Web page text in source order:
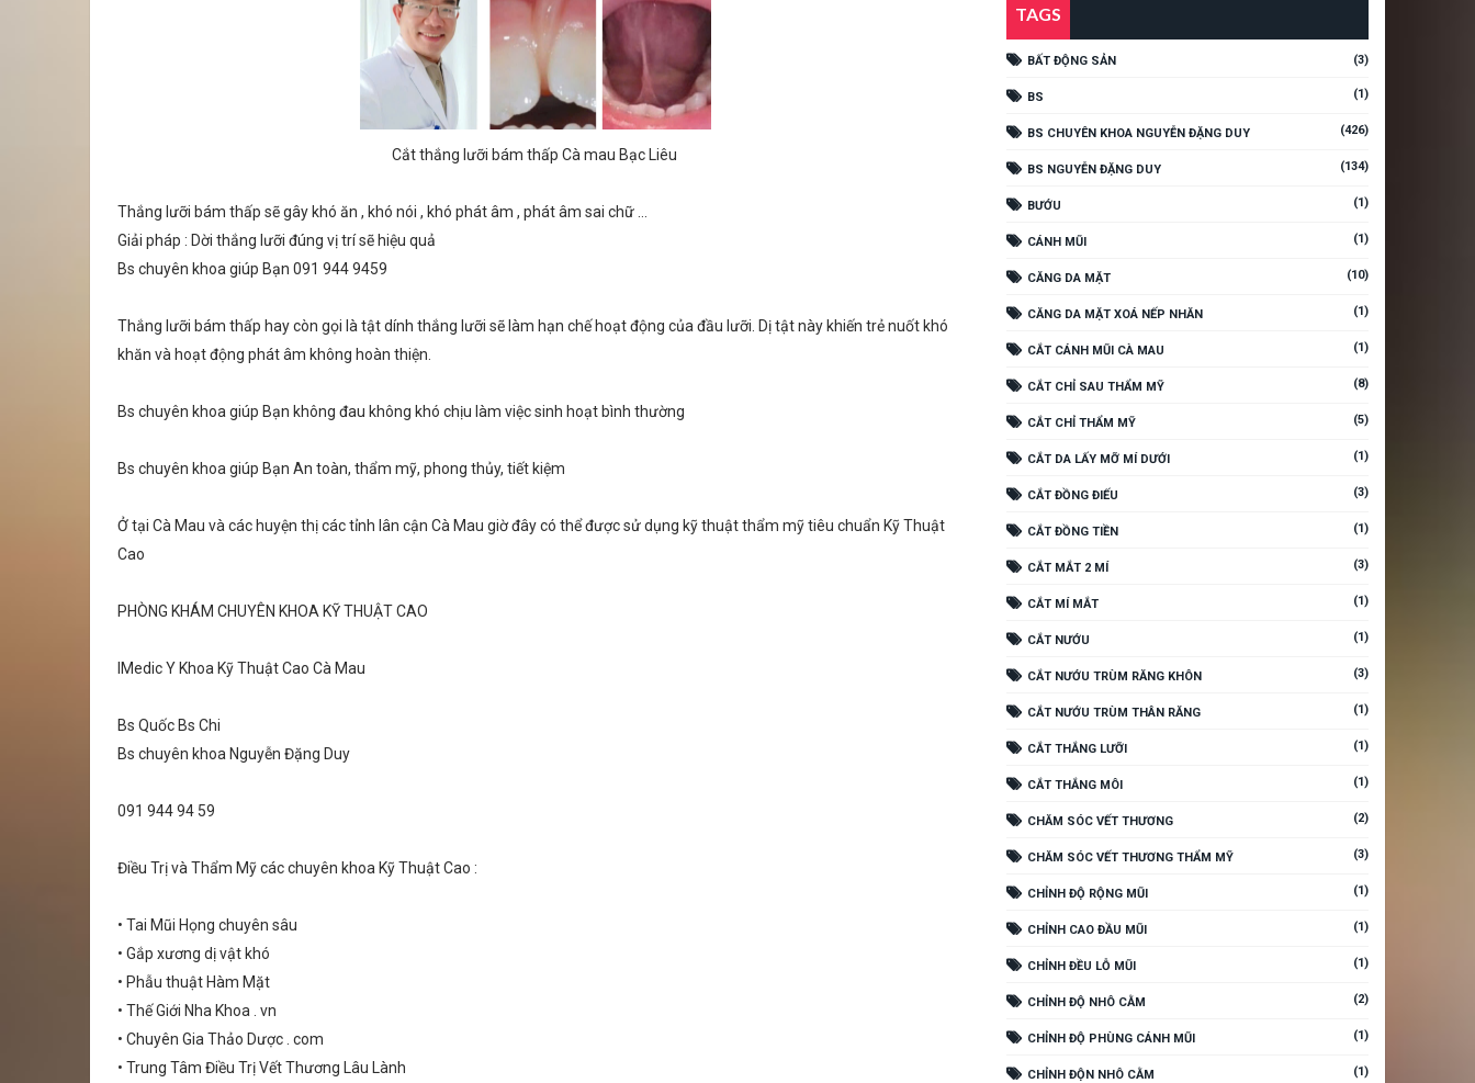
Cắt thắng lưỡi bám thấp Cà mau Bạc Liêu
Thắng lưỡi bám thấp sẽ gây khó ăn , khó nói , khó phát âm , phát âm sai chữ ...
Giải pháp : Dời thắng lưỡi đúng vị trí sẽ hiệu quả
Bs chuyên khoa giúp Bạn 091 944 9459
Thắng lưỡi bám thấp hay còn gọi là tật dính thắng lưỡi sẽ làm hạn chế hoạt động của đầu lưỡi. Dị tật này khiến trẻ nuốt khó
khăn và hoạt động phát âm không hoàn thiện.
Bs chuyên khoa giúp Bạn không đau không khó chịu làm việc sinh hoạt bình thường
Bs chuyên khoa giúp Bạn An toàn, thẩm mỹ, phong thủy, tiết kiệm
Ở tại Cà Mau và các huyện thị các tỉnh lân cận Cà Mau giờ đây có thể được sử dụng kỹ thuật thẩm mỹ tiêu chuẩn Kỹ Thuật
Cao
PHÒNG KHÁM CHUYÊN KHOA KỸ THUẬT CAO
IMedic Y Khoa Kỹ Thuật Cao Cà Mau
Bs Quốc Bs Chi
Bs chuyên khoa Nguyễn Đặng Duy
091 944 94 59
Điều Trị và Thẩm Mỹ các chuyên khoa Kỹ Thuật Cao :
• Tai Mũi Họng chuyên sâu
• Gắp xương dị vật khó
• Phẫu thuật Hàm Mặt
• Thế Giới Nha Khoa . vn
• Chuyên Gia Thảo Dược . com
• Trung Tâm Điều Trị Vết Thương Lâu Lành
TAGS
BẤT ĐỘNG SẢN (3)
BS (1)
BS CHUYÊN KHOA NGUYỄN ĐẶNG DUY (426)
BS NGUYỄN ĐẶNG DUY (134)
BƯỚU (1)
CÁNH MŨI (1)
CĂNG DA MẶT (10)
CĂNG DA MẶT XOÁ NẾP NHĂN (1)
CẮT CÁNH MŨI CÀ MAU (1)
CẮT CHỈ SAU THẨM MỸ (8)
CẮT CHỈ THẨM MỸ (5)
CẮT DA LẤY MỠ MÍ DƯỚI (1)
CẮT ĐỒNG ĐIẾU (3)
CẮT ĐỒNG TIỀN (1)
CẮT MẮT 2 MÍ (3)
CẮT MÍ MẮT (1)
CẮT NƯỚU (1)
CẮT NƯỚU TRÙM RĂNG KHÔN (3)
CẮT NƯỚU TRÙM THÂN RĂNG (1)
CẮT THẮNG LƯỠI (1)
CẮT THẮNG MÔI (1)
CHĂM SÓC VẾT THƯƠNG (2)
CHĂM SÓC VẾT THƯƠNG THẨM MỸ (3)
CHỈNH ĐỘ RỘNG MŨI (1)
CHỈNH CAO ĐẦU MŨI (1)
CHỈNH ĐỀU LỖ MŨI (1)
CHỈNH ĐỘ NHÔ CẰM (2)
CHỈNH ĐỘ PHÙNG CÁNH MŨI (1)
CHỈNH ĐỘN NHÔ CẰM (1)